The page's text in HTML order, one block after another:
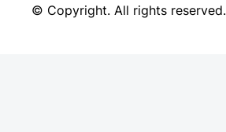
© Copyright. All rights reserved.